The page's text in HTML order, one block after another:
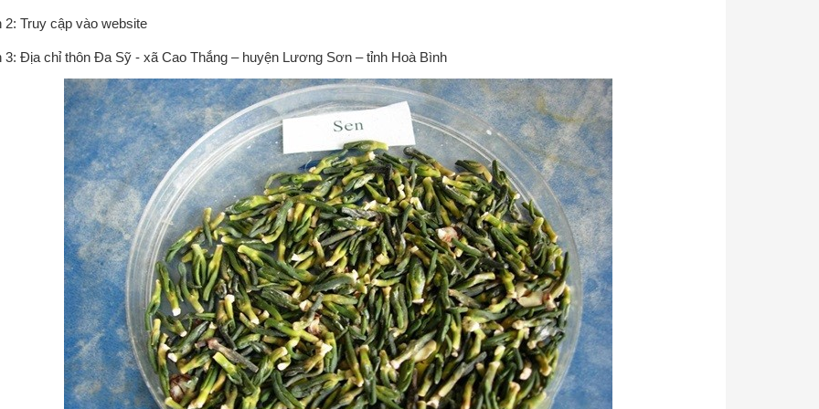
2: Truy cập vào website
3: Địa chỉ thôn Đa Sỹ - xã Cao Thắng – huyện Lương Sơn – tỉnh Hoà Bình